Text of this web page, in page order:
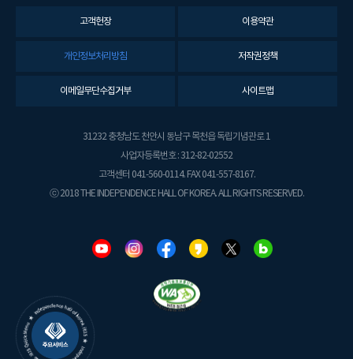
고객헌장 이용약관
개인정보처리방침 저작권정책
이메일무단수집거부 사이트맵
31232 충청남도 천안시 동남구 목천읍 독립기념관로 1
사업자등록번호 : 312-82-02552
고객센터 041-560-0114. FAX 041-557-8167.
ⓒ 2018 THE INDEPENDENCE HALL OF KOREA. ALL RIGHTS RESERVED.